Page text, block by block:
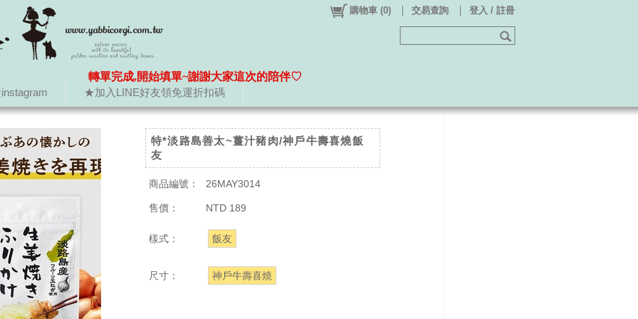
★加入LINE好友領免運折扣碼
購物車 (0) 交易查詢 登入 / 註冊
特*淡路島善太~薑汁豬肉/神戶牛壽喜燒飯
友
商品編號： 26MAY3014
售價： NTD 189
樣式： 飯友
尺寸： 神戶牛壽喜燒
轉單完成,開始填單~謝謝大家這次的陪伴♡